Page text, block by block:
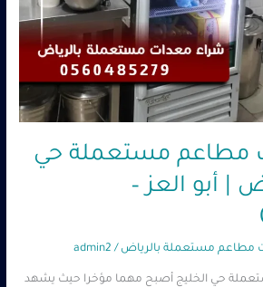
مطاعم مستعملة حي
| أبو العز –
مطاعم مستعملة بالرياض /
admin2
حي الخليج أصبح مهما مؤخرا حيث يشهد